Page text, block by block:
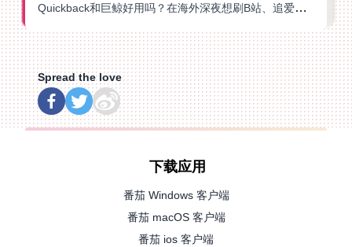
Quickback和巨鲸好用吗？在海外深夜想刷B站、追爱奇艺的你，或许正需要这份答案
Spread the love
下载应用
番茄 Windows 客户端
番茄 macOS 客户端
番茄 ios 客户端